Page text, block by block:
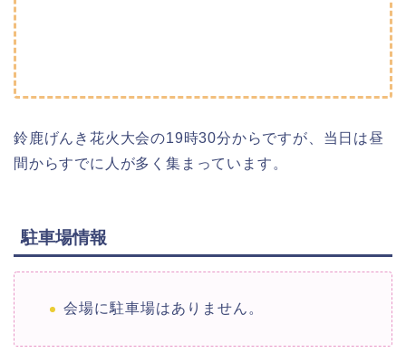
鈴鹿げんき花火大会の19時30分からですが、当日は昼
間からすでに人が多く集まっています。
駐車場情報
会場に駐車場はありません。